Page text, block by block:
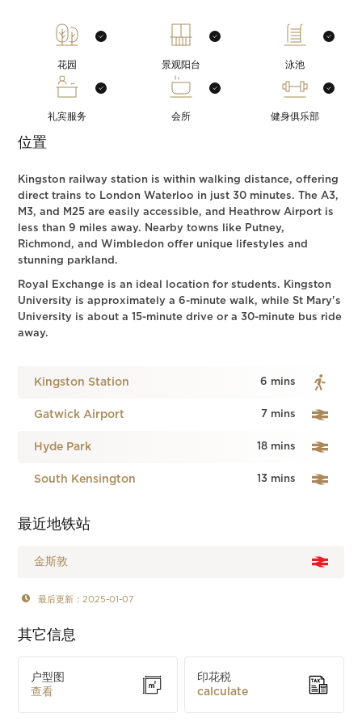
花园 景观阳台 泳池
礼宾服务 会所 健身俱乐部
位置
Kingston railway station is within walking distance, offering
direct trains to London Waterloo in just 30 minutes. The A3,
M3, and M25 are easily accessible, and Heathrow Airport is
less than 9 miles away. Nearby towns like Putney,
Richmond, and Wimbledon offer unique lifestyles and
stunning parkland.
Royal Exchange is an ideal location for students. Kingston
University is approximately a 6-minute walk, while St Mary's
University is about a 15-minute drive or a 30-minute bus ride
away.
Kingston Station 6 mins
Gatwick Airport 7 mins
Hyde Park 18 mins
South Kensington 13 mins
最近地铁站
金斯敦
最后更新：2025-01-07
其它信息
户型图
查看
印花税
calculate